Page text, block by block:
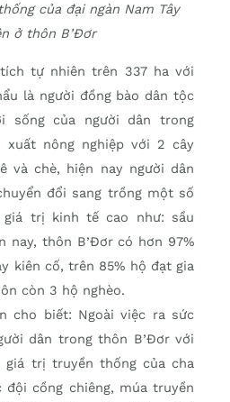
của đại ngàn Nam Tây
ở thôn B’Đơr
tự nhiên trên 337 ha với
là người đồng bào dân tộc
sống của người dân trong
nông nghiệp với 2 cây
và chè, hiện nay người dân
đổi sang trồng một số
trị kinh tế cao như: sầu
nay, thôn B’Đơr có hơn 97%
kiên cố, trên 85% hộ đạt gia
còn 3 hộ nghèo.
cho biết: Ngoài việc ra sức
dân trong thôn B’Đơr với
giá trị truyền thống của cha
đội cồng chiêng, múa truyền